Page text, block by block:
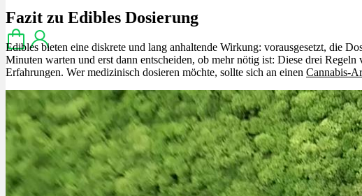
Fazit zu Edibles Dosierung
Edibles bieten eine diskrete und lang anhaltende Wirkung: vorausgesetzt, die
Minuten warten und erst dann entscheiden, ob mehr nötig ist: Diese drei Regeln
Erfahrungen. Wer medizinisch dosieren möchte, sollte sich an einen Cannabis-